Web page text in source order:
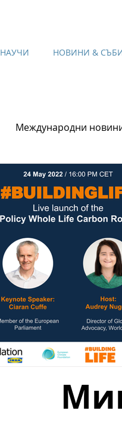
НАУЧИ НОВИНИ &
Международни